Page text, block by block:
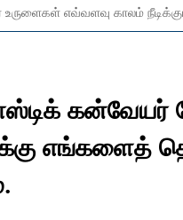
எவ்வளவு காலம்
கன்வேயர்
எங்களைத்